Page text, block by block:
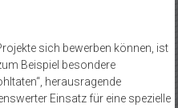
sich bewerben können, ist
Beispiel besondere
herausragende
Einsatz für eine spezielle